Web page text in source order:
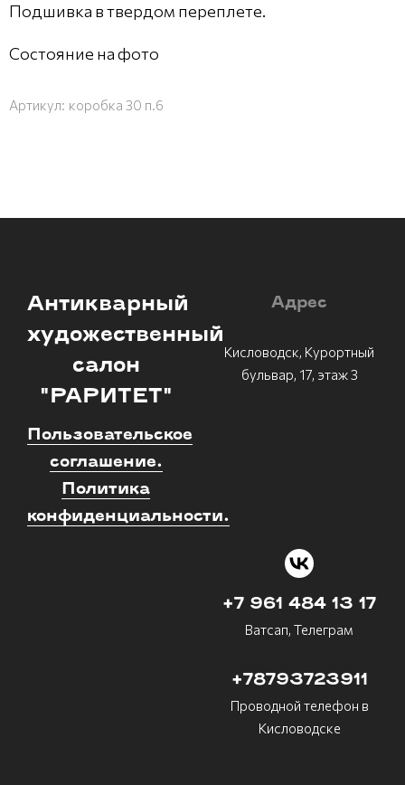
Подшивка в твердом переплете.
Состояние на фото
Артикул: коробка 30 п.6
Антикварный
художественный
салон
"РАРИТЕТ"
Пользовательское
соглашение.
Политика
конфиденциальности.
Адрес
Кисловодск, Курортный
бульвар, 17, этаж 3
+7 961 484 13 17
Ватсап, Телеграм
+78793723911
Проводной телефон в
Кисловодске